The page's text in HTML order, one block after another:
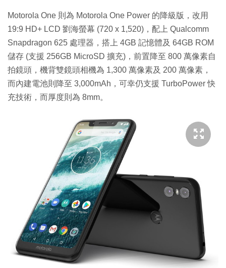
Motorola One 則為 Motorola One Power 的降級版，改用
19:9 HD+ LCD 劉海螢幕 (720 x 1,520)，配上 Qualcomm
Snapdragon 625 處理器，搭上 4GB 記憶體及 64GB ROM
儲存 (支援 256GB MicroSD 擴充)，前置降至 800 萬像素自
拍鏡頭，機背雙鏡頭相機為 1,300 萬像素及 200 萬像素，
而內建電池則降至 3,000mAh，可幸仍支援 TurboPower 快
充技術，而厚度則為 8mm。